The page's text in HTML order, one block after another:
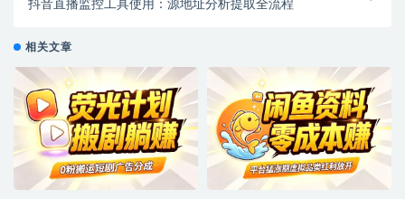
抖音直播监控工具使用：源地址分析提取全流程
相关文章